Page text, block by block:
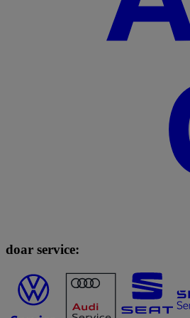
doar service: